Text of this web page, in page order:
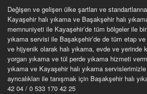
Değişen ve gelişen ülke şartları ve
Kayaşehir halı yıkama ve Başakşehir halı
memnuniyeti ile Kayaşehir’de tüm bölgeler ile
yıkama servisi ile Başakşehir’de de tüm etap
ve hijyenik olarak halı yıkama, evde ve yerinde
yorgan yıkama ve tül perde yıkama hizmeti
yıkama ve Kayaşehir halı yıkama
ayrıcalıkları ile tanışmak için Başakşehir halı
42 04 / 0 533 170 42 25